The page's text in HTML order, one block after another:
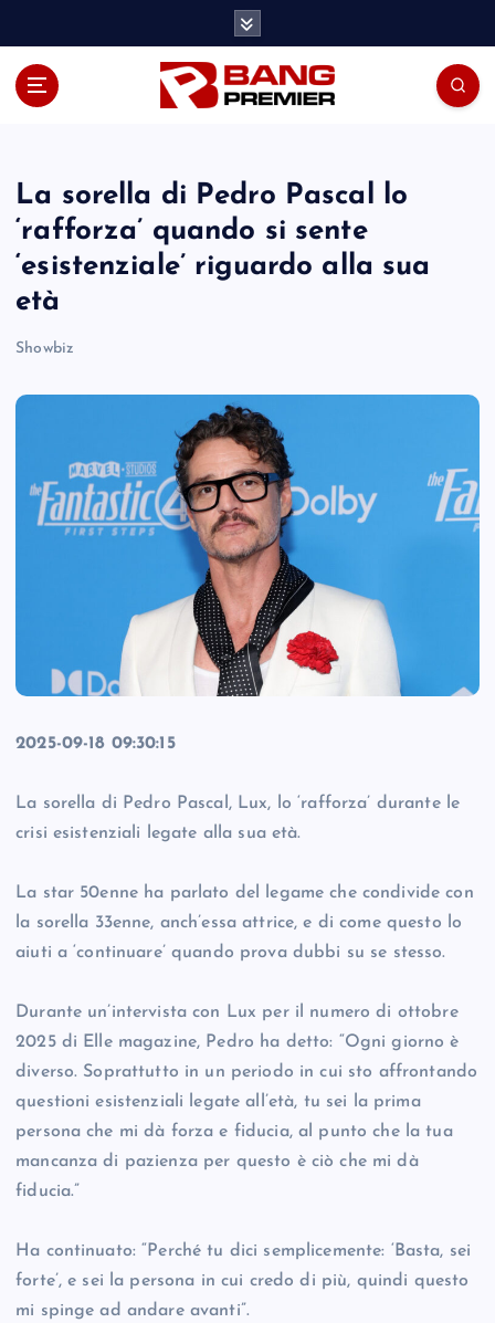
La sorella di Pedro Pascal lo
‘rafforza’ quando si sente
‘esistenziale’ riguardo alla sua
età
Showbiz
2025-09-18 09:30:15
La sorella di Pedro Pascal, Lux, lo ‘rafforza’ durante le
crisi esistenziali legate alla sua età.
La star 50enne ha parlato del legame che condivide con
la sorella 33enne, anch’essa attrice, e di come questo lo
aiuti a ‘continuare’ quando prova dubbi su se stesso.
Durante un’intervista con Lux per il numero di ottobre
2025 di Elle magazine, Pedro ha detto: “Ogni giorno è
diverso. Soprattutto in un periodo in cui sto affrontando
questioni esistenziali legate all’età, tu sei la prima
persona che mi dà forza e fiducia, al punto che la tua
mancanza di pazienza per questo è ciò che mi dà
fiducia.”
Ha continuato: “Perché tu dici semplicemente: ‘Basta, sei
forte’, e sei la persona in cui credo di più, quindi questo
mi spinge ad andare avanti”.